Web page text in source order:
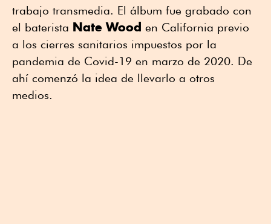
trabajo transmedia. El álbum fue grabado con
el baterista Nate Wood en California previo
a los cierres sanitarios impuestos por la
pandemia de Covid-19 en marzo de 2020. De
ahí comenzó la idea de llevarlo a otros
medios.